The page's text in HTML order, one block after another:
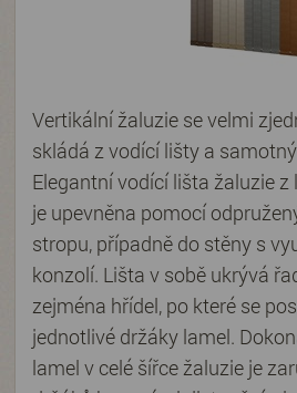
Vertikální žaluzie se velmi
skládá z vodící lišty a
Elegantní vodící lišta žaluzie
je upevněna pomocí
stropu, případně do stěny s
konzolí. Lišta v sobě ukrývá
zejména hřídel, po které se
jednotlivé držáky lamel.
lamel v celé šířce žaluzie je